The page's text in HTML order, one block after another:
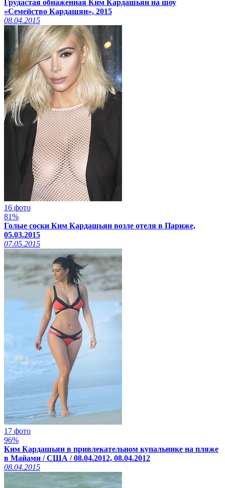
Грудастая обнаженная Ким Кардашьян на шоу
«Семейство Кардашян», 2015
08.04.2015
16 фото
81%
Голые соски Ким Кардашьян возле отеля в Париже,
05.03.2015
07.05.2015
17 фото
96%
Ким Кардашьян в привлекательном купальнике на пляже
в Майами / США / 08.04.2012, 08.04.2012
08.04.2015